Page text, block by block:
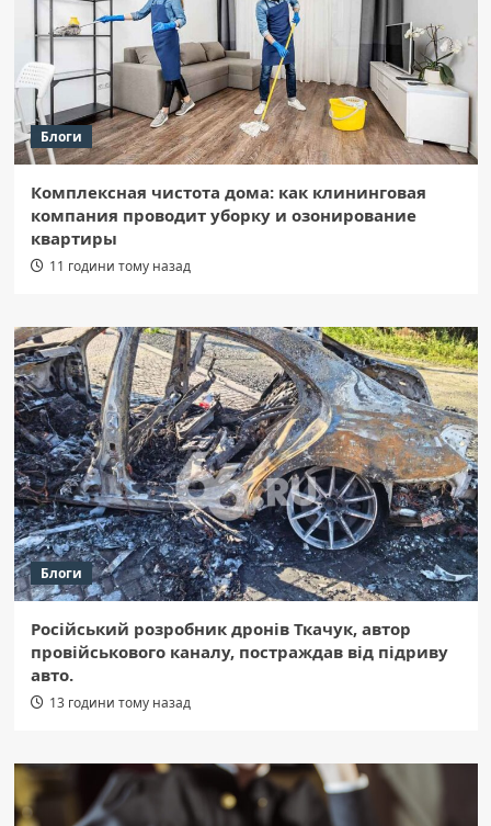
Блоги
Комплексная чистота дома: как клининговая
компания проводит уборку и озонирование
квартиры
11 години тому назад
Блоги
Російський розробник дронів Ткачук, автор
провійськового каналу, постраждав від підриву
авто.
13 години тому назад